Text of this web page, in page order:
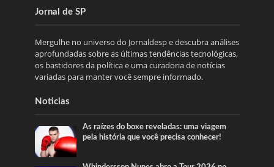
Jornal de SP
Mergulhe no universo do Jornaldesp e descubra análises
aprofundadas sobre as últimas tendências tecnológicas,
os bastidores da política e uma curadoria de notícias
variadas para manter você sempre informado.
Noticias
As raízes do boxe reveladas: uma viagem
pela história que você precisa conhecer!